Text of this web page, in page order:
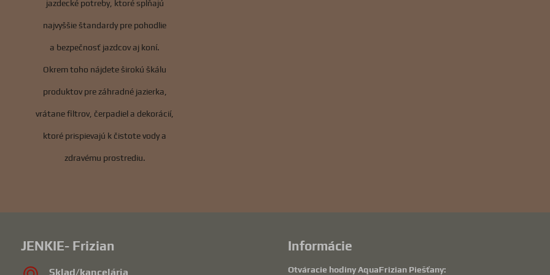
jazdecké potreby, ktoré spĺňajú
najvyššie štandardy pre pohodlie
a bezpečnosť jazdcov aj koní.
Okrem toho nájdete širokú škálu
produktov pre záhradné jazierka,
vrátane filtrov, čerpadiel a dekorácií,
ktoré prispievajú k čistote vody a
zdravému prostrediu.
JENKIE- Frizian
Sklad/kancelária
Informácie
Otváracie hodiny AquaFrizian Piešťany: